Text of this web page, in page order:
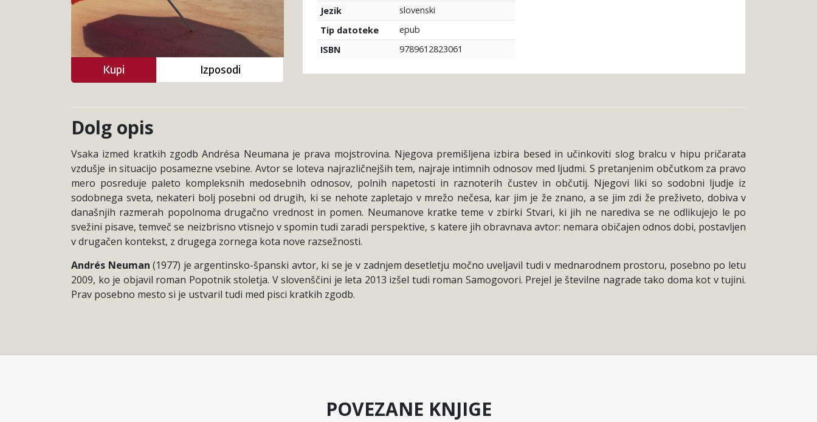
Jezik
slovenski
Tip datoteke
epub
ISBN
9789612823061
Kupi Izposodi
Dolg opis
Vsaka izmed kratkih zgodb Andrésa Neumana je prava mojstrovina. Njegova premišljena izbira besed in učinkoviti slog bralcu v hipu pričarata
vzdušje in situacijo posamezne vsebine. Avtor se loteva najrazličnejših tem, najraje intimnih odnosov med ljudmi. S pretanjenim občutkom za pravo
mero posreduje paleto kompleksnih medosebnih odnosov, polnih napetosti in raznoterih čustev in občutij. Njegovi liki so sodobni ljudje iz
sodobnega sveta, nekateri bolj posebni od drugih, ki se nehote zapletajo v mrežo nečesa, kar jim je že znano, a se jim zdi že preživeto, dobiva v
današnjih razmerah popolnoma drugačno vrednost in pomen. Neumanove kratke teme v zbirki Stvari, ki jih ne narediva se ne odlikujejo le po
svežini pisave, temveč se neizbrisno vtisnejo v spomin tudi zaradi perspektive, s katere jih obravnava avtor: nemara običajen odnos dobi, postavljen
v drugačen kontekst, z drugega zornega kota nove razsežnosti.
Andrés Neuman (1977) je argentinsko-španski avtor, ki se je v zadnjem desetletju močno uveljavil tudi v mednarodnem prostoru, posebno po letu
2009, ko je objavil roman Popotnik stoletja. V slovenščini je leta 2013 izšel tudi roman Samogovori. Prejel je številne nagrade tako doma kot v tujini.
Prav posebno mesto si je ustvaril tudi med pisci kratkih zgodb.
POVEZANE KNJIGE